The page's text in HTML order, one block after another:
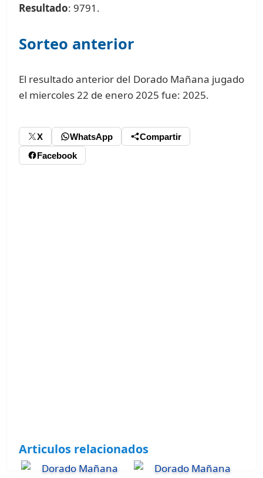
Resultado: 9791.
Sorteo anterior
El resultado anterior del Dorado Mañana jugado
el miercoles 22 de enero 2025 fue: 2025.
X WhatsApp
Compartir
Facebook
Articulos relacionados